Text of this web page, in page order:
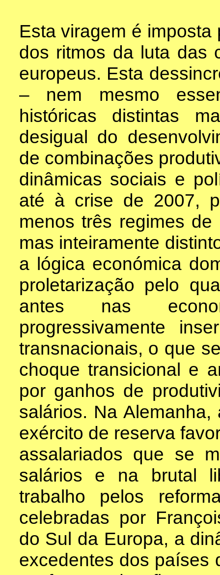
Esta viragem é
dos ritmos da luta das
europeus. Esta
– nem mesmo
históricas distintas
desigual do
de combinações
dinâmicas sociais e
até à crise de 2007,
menos três regimes de
mas inteiramente
a lógica económica
proletarização pelo
antes nas
progressivamente
transnacionais, o que
choque transicional e
por ganhos de
salários. Na
exército de reserva
assalariados que se
salários e na brutal
trabalho pelos
celebradas por
do Sul da Europa, a
excedentes dos países